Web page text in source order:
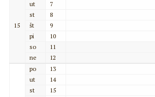
15
ut
7
st
8
št
9
pi
10
so
11
ne
12
po
13
ut
14
st
15